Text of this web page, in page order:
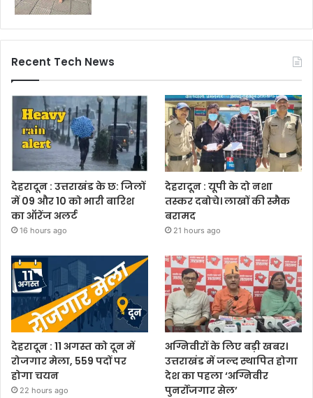
Recent Tech News
देहरादून : उत्तराखंड के छ: जिलों
में 09 और 10 को भारी बारिश
का ऑरेंज अलर्ट
16 hours ago
देहरादून : यूपी के दो नशा
तस्कर दबोचे। लाखों की स्मैक
बरामद
21 hours ago
देहरादून : 11 अगस्त को दून में
रोजगार मेला, 559 पदों पर
होगा चयन
22 hours ago
अग्निवीरों के लिए बड़ी खबर।
उत्तराखंड में जल्द स्थापित होगा
देश का पहला ‘अग्निवीर
पुनर्रोजगार सेल’